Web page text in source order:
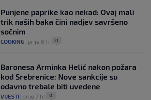
Punjene paprike kao nekad: Ovaj mali
trik naših baka čini nadjev savršeno
sočnim
COOKING prije 8 h 0
Baronesa Arminka Helić nakon požara
kod Srebrenice: Nove sankcije su
odavno trebale biti uvedene
VIJESTI prije 7 h 0